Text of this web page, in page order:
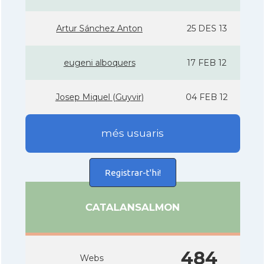
Artur Sánchez Anton 25 DES 13
eugeni alboquers 17 FEB 12
Josep Miquel (Guyvir) 04 FEB 12
més usuaris
Registrar-t'hi!
CATALANSALMON
Webs 484